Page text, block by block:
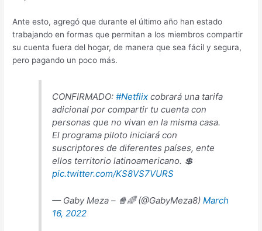
Ante esto, agregó que durante el último año han estado
trabajando en formas que permitan a los miembros compartir
su cuenta fuera del hogar, de manera que sea fácil y segura,
pero pagando un poco más.
CONFIRMADO:#Netflix cobrará una tarifa
adicional por compartir tu cuenta con
personas que no vivan en la misma casa.
El programa piloto iniciará con
suscriptores de diferentes países, ente
ellos territorio latinoamericano. 💲
pic.twitter.com/KS8VS7VURS
— Gaby Meza – 🍿🌈 (@GabyMeza8)March
16, 2022